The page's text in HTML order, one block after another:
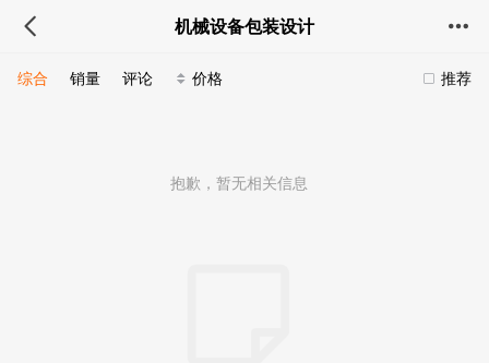
机械设备包装设计
推荐
综合 销量 评论 价格
抱歉，暂无相关信息